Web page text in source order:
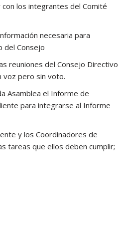
los integrantes del Comité
necesaria para
del Consejo
reuniones del Consejo Directivo
voz pero sin voto.
Asamblea el Informe de
para integrarse al Informe
y los Coordinadores de
tareas que ellos deben cumplir;